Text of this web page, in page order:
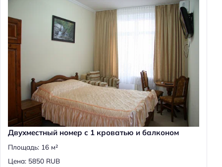
Двухместный номер с 1 кроватью и балконом
Площадь: 16 м²
Цена: 5850 RUB